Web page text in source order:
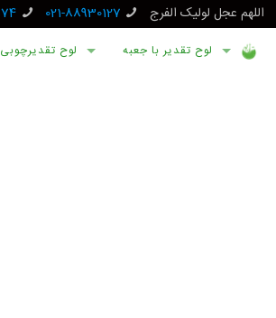
اللهم عجل لولیک الفرج 021-88930127
لوح تقدیر با جعبه لوح تقدیرچوبی